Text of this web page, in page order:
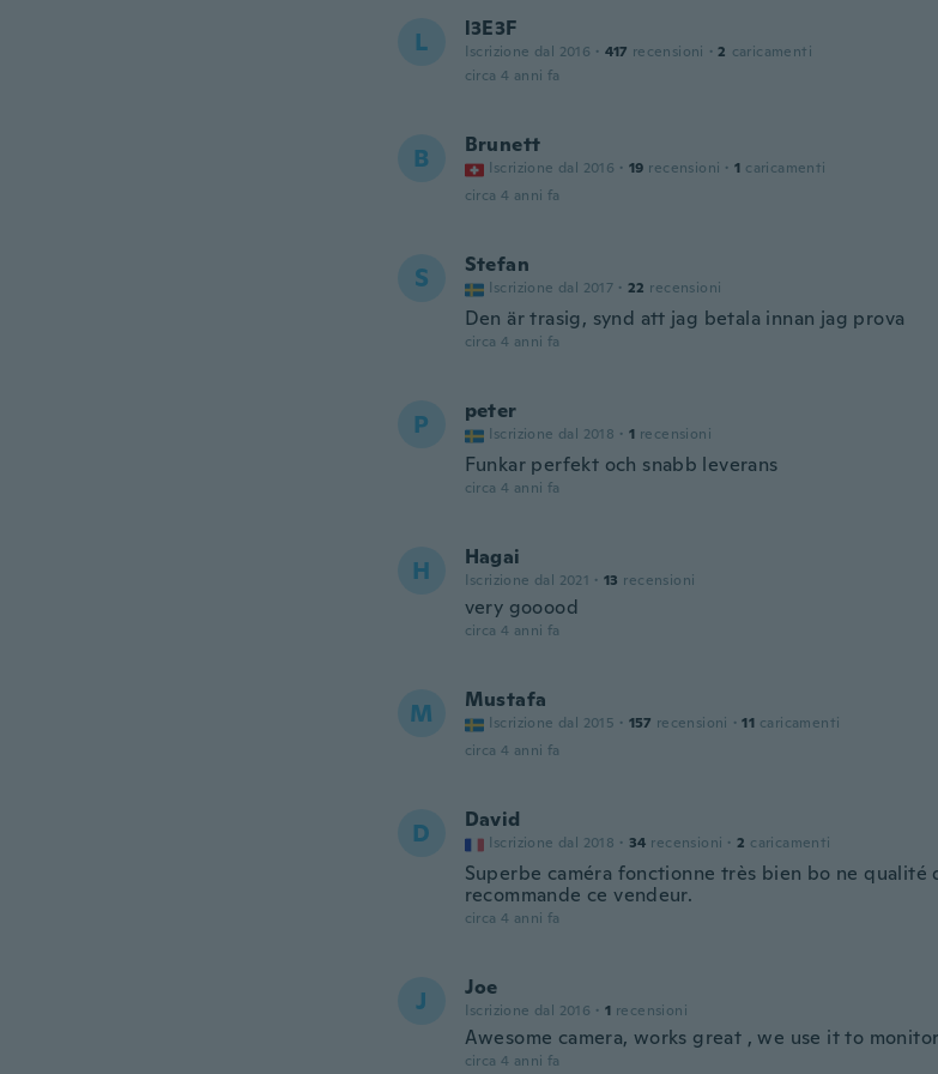
L l3E3F
Iscrizione dal 2016 · 417 recensioni · 2 caricamenti
circa 4 anni fa
B Brunett
Iscrizione dal 2016 · 19 recensioni · 1 caricamenti
circa 4 anni fa
S Stefan
Iscrizione dal 2017 · 22 recensioni
Den är trasig, synd att jag betala innan jag prova
circa 4 anni fa
P peter
Iscrizione dal 2018 · 1 recensioni
Funkar perfekt och snabb leverans
circa 4 anni fa
H Hagai
Iscrizione dal 2021 · 13 recensioni
very gooood
circa 4 anni fa
M Mustafa
Iscrizione dal 2015 · 157 recensioni · 11 caricamenti
circa 4 anni fa
D David
Iscrizione dal 2018 · 34 recensioni · 2 caricamenti
Superbe caméra fonctionne très bien bo ne qualité
recommande ce vendeur.
circa 4 anni fa
J Joe
Iscrizione dal 2016 · 1 recensioni
Awesome camera, works great , we use it to
circa 4 anni fa